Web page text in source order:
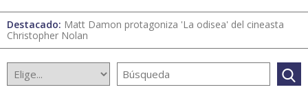
Destacado: Matt Damon protagoniza 'La odisea' del cineasta
Christopher Nolan